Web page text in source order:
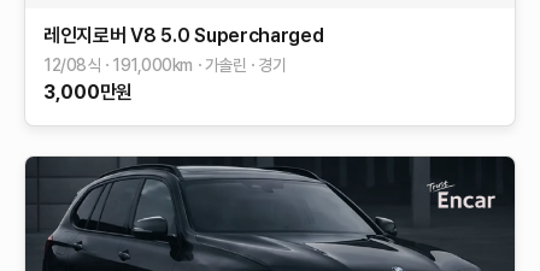
레인지로버 V8 5.0 Supercharged
12/08식 191,000km 가솔린 경기
3,000만원